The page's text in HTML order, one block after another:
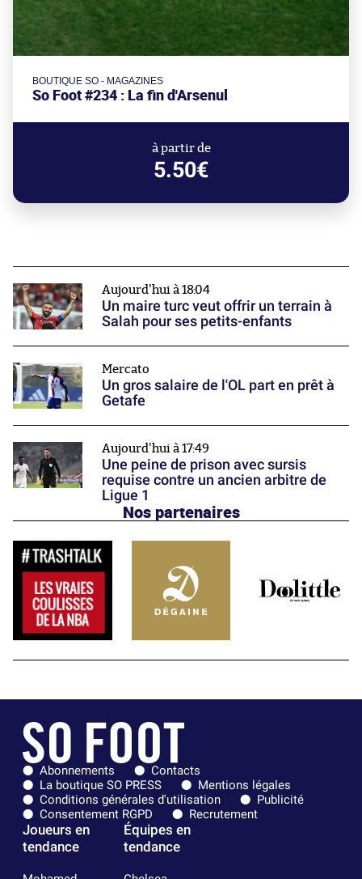
BOUTIQUE SO - MAGAZINES
So Foot #234 : La fin d'Arsenul
à partir de
5.50€
Aujourd'hui à 18:04
Un maire turc veut offrir un terrain à
Salah pour ses petits-enfants
Mercato
Un gros salaire de l'OL part en prêt à
Getafe
Aujourd'hui à 17:49
Une peine de prison avec sursis
requise contre un ancien arbitre de
Ligue 1
Nos partenaires
Abonnements
Contacts
La boutique SO PRESS
Mentions légales
Conditions générales d'utilisation
Publicité
Consentement RGPD
Recrutement
Joueurs en
tendance
Équipes en
tendance